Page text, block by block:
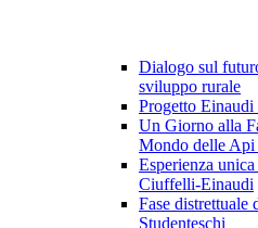
Dialogo sul
sviluppo rurale
Progetto Einaudi
Un Giorno alla
Mondo delle Api
Esperienza
Ciuffelli-Einaudi
Fase distrettuale
Studenteschi